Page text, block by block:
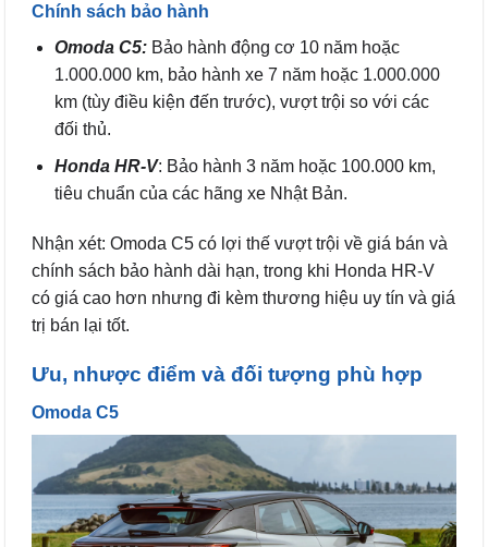
Chính sách bảo hành
Omoda C5: Bảo hành động cơ 10 năm hoặc
1.000.000 km, bảo hành xe 7 năm hoặc 1.000.000
km (tùy điều kiện đến trước), vượt trội so với các
đối thủ.
Honda HR-V: Bảo hành 3 năm hoặc 100.000 km,
tiêu chuẩn của các hãng xe Nhật Bản.
Nhận xét: Omoda C5 có lợi thế vượt trội về giá bán và
chính sách bảo hành dài hạn, trong khi Honda HR-V
có giá cao hơn nhưng đi kèm thương hiệu uy tín và giá
trị bán lại tốt.
Ưu, nhược điểm và đối tượng phù hợp
Omoda C5